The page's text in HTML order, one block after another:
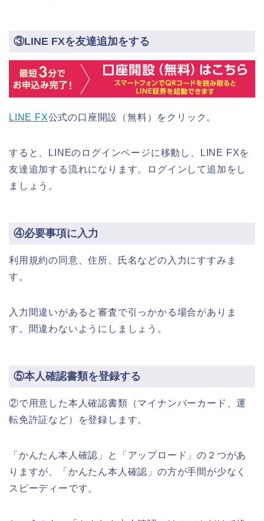
③LINE FXを友達追加をする
LINE FX公式の口座開設（無料）をクリック。
すると、LINEのログインページに移動し、LINE FXを
友達追加する流れになります。ログインして追加をし
ましょう。
④必要事項に入力
利用規約の同意、住所、氏名などの入力にすすみま
す。
入力間違いがあると審査で引っかかる場合がありま
す。間違わないようにしましょう。
⑤本人確認書類を登録する
②で用意した本人確認書類（マイナンバーカード、運
転免許証など）を登録します。
「かんたん本人確認」と「アップロード」の２つがあ
りますが、「かんたん本人確認」の方が手間が少なく
スピーディーです。